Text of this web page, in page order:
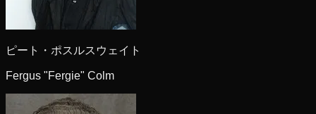
ピート・ポスルスウェイト
Fergus "Fergie" Colm